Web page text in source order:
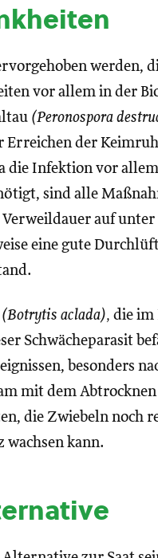
werden,
vor allem in der
(Peronospora
Erreichen der
die Infektion vor
sind alle
auf
eine gute
(Botrytis aclada), die im
Schwächeparasit
besonders
mit dem
die Zwiebeln noch
wachsen kann.